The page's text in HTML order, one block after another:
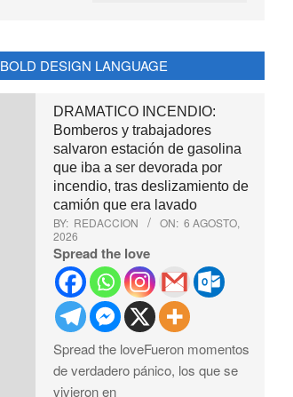
BOLD DESIGN LANGUAGE
DRAMATICO INCENDIO:
Bomberos y trabajadores
salvaron estación de gasolina
que iba a ser devorada por
incendio, tras deslizamiento de
camión que era lavado
BY: REDACCION ON: 6 AGOSTO,
2026
Spread the love
Spread the loveFueron momentos
de verdadero pánico, los que se
vivieron en